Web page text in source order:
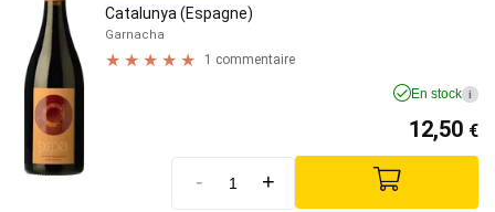
Catalunya (Espagne)
Garnacha
1 commentaire
En stock i
12,50 €
- +